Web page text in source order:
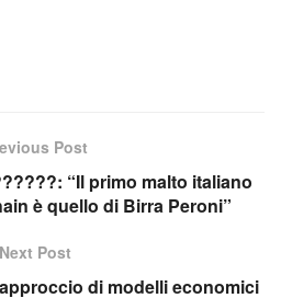
Post
“Il primo malto italiano
è quello di Birra Peroni”
Next Post
di modelli economici